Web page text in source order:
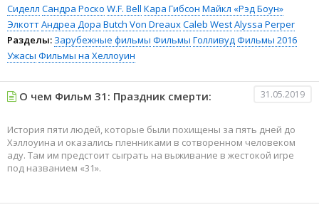
Сиделл Сандра Роско W.F. Bell Кара Гибсон Майкл «Рэд Боун»
ЭлкоттАндреа Дора Butch Von DreauxCaleb WestAlyssa Perper
Разделы: Зарубежные фильмы Фильмы ГолливудФильмы 2016
Ужасы Фильмы на Хеллоуин
О чем Фильм 31: Праздник смерти: 31.05.2019
История пяти людей, которые были похищены за пять дней до
Хэллоуина и оказались пленниками в сотворенном человеком
аду. Там им предстоит сыграть на выживание в жестокой игре
под названием «31».